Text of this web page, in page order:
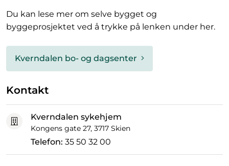
Du kan lese mer om selve bygget og
byggeprosjektet ved å trykke på lenken under her.
Kverndalen bo- og dagsenter
Kontakt
Kverndalen sykehjem
Kongens gate 27, 3717 Skien
Telefon: 35 50 32 00